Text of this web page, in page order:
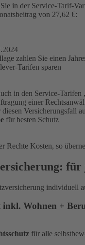
in der Service-Tarif-
von 27,62 €:
zahlen Sie einen
Tarifen sparen
in den Service-
einer
Versicherungsfall
für besten Schutz
Rechte Kosten, so
inkl. Wohnen +
für alle